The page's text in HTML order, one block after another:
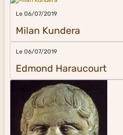
Le 06/07/2019
Milan Kundera
Le 06/07/2019
Edmond Haraucourt